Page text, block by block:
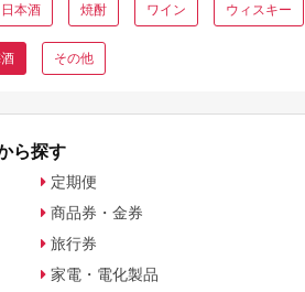
日本酒 焼酎 ワイン ウィスキー
その他
ら探す
定期便
商品券・金券
旅行券
家電・電化製品